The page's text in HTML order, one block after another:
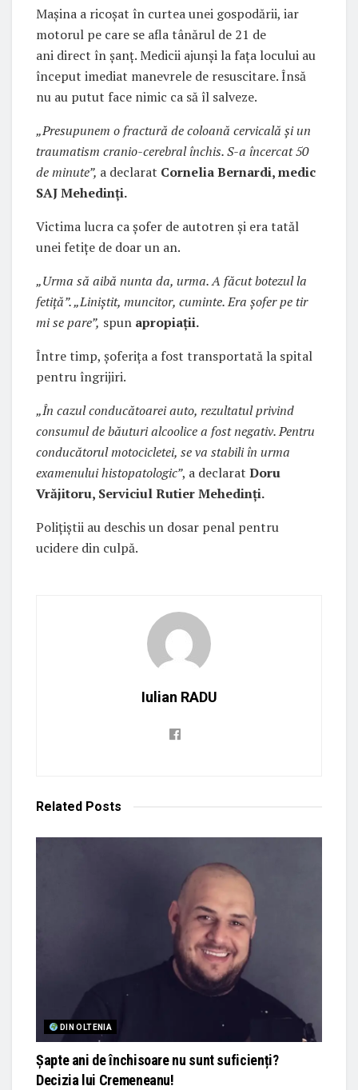
Maşina a ricoşat în curtea unei gospodării, iar
motorul pe care se afla tânărul de 21 de
ani direct în şanţ. Medicii ajunşi la faţa locului au
început imediat manevrele de resuscitare. Însă
nu au putut face nimic ca să îl salveze.
„Presupunem o fractură de coloană cervicală şi un
traumatism cranio-cerebral închis. S-a încercat 50
de minute”, a declarat Cornelia Bernardi, medic
SAJ Mehedinţi.
Victima lucra ca şofer de autotren şi era tatăl
unei fetiţe de doar un an.
„Urma să aibă nunta da, urma. A făcut botezul la
fetiţă”. „Liniştit, muncitor, cuminte. Era şofer pe tir
mi se pare”, spun apropiaţii.
Între timp, şoferiţa a fost transportată la spital
pentru îngrijiri.
„În cazul conducătoarei auto, rezultatul privind
consumul de băuturi alcoolice a fost negativ. Pentru
conducătorul motocicletei, se va stabili în urma
examenului histopatologic”, a declarat Doru
Vrăjitoru, Serviciul Rutier Mehedinţi.
Poliţiştii au deschis un dosar penal pentru
ucidere din culpă.
Iulian RADU
Related Posts
DIN OLTENIA
Șapte ani de închisoare nu sunt suficienți?
Decizia lui Cremeneanu!